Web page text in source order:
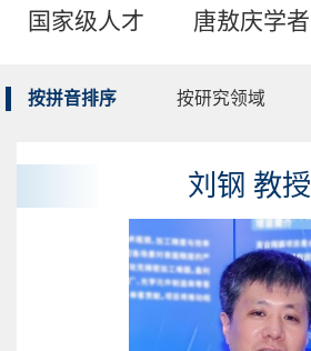
国家级人才 唐敖庆学者
按拼音排序 按研究领域
刘钢 教授